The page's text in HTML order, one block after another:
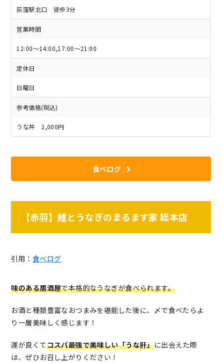
荻窪駅北口 徒歩3分
営業時間
12:00～14:00,17:00～21:00
定休日
日曜日
参考価格(税込)
うな丼 2,000円
食べログ
【赤羽】鯉とうなぎのまるます家 総本店
引用： 食べログ
味のある居酒屋で本格的なうなぎが食べられます。
お酒と種類豊富なおつまみを堪能した後に、〆で食べたらよ
り一層美味しく感じます！
運が良くてコスパ最強で美味しい「うな肝」に出会えた際
は、ぜひお召し上がりください！